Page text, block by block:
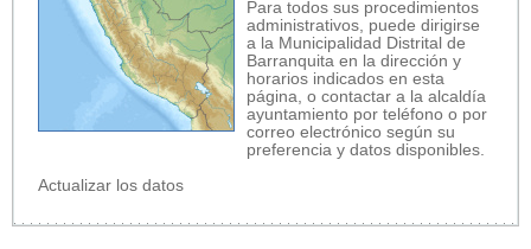
Para todos sus procedimientos
administrativos, puede dirigirse
a la Municipalidad Distrital de
Barranquita en la dirección y
horarios indicados en esta
página, o contactar a la alcaldía
ayuntamiento por teléfono o por
correo electrónico según su
preferencia y datos disponibles.
Actualizar los datos